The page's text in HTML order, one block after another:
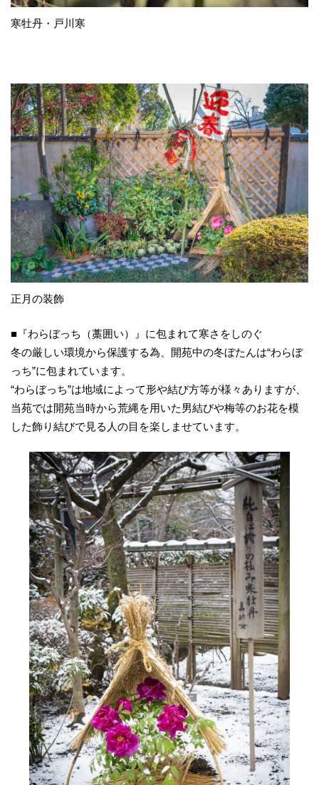
寒牡丹・戸川寒
正月の装飾
■『わらぼっち（藁囲い）』に包まれて寒さをしのぐ
冬の厳しい環境から保護する為、開苑中の冬ぼたんは“わらぼ
っち”に包まれています。
“わらぼっち”は地域によって形や結び方等が様々ありますが、
当苑では開苑当時から荒縄を用いた男結びや梅等のお花を模
した飾り結びで見る人の目を楽しませています。